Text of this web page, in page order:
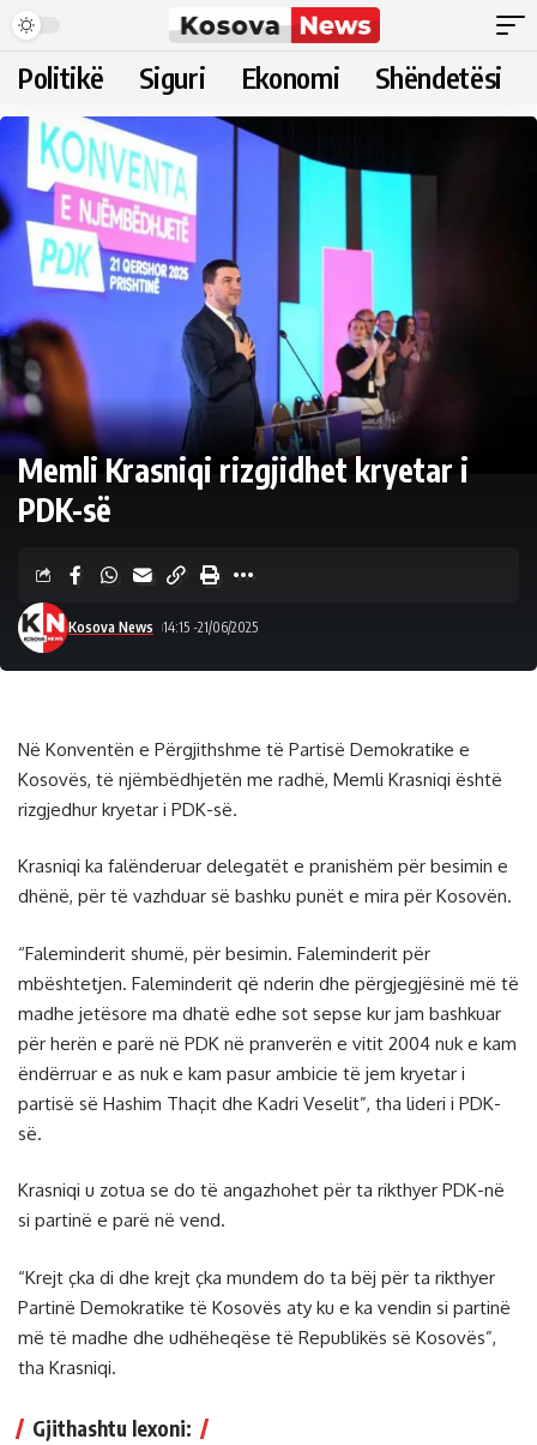
Politikë Siguri Ekonomi Shëndetësi
Memli Krasniqi rizgjidhet kryetar i
PDK-së
Kosova News 14:15 -21/06/2025
Në Konventën e Përgjithshme të Partisë Demokratike e
Kosovës, të njëmbëdhjetën me radhë, Memli Krasniqi është
rizgjedhur kryetar i PDK-së.
Krasniqi ka falënderuar delegatët e pranishëm për besimin e
dhënë, për të vazhduar së bashku punët e mira për Kosovën.
“Faleminderit shumë, për besimin. Faleminderit për
mbështetjen. Faleminderit që nderin dhe përgjegjësinë më të
madhe jetësore ma dhatë edhe sot sepse kur jam bashkuar
për herën e parë në PDK në pranverën e vitit 2004 nuk e kam
ëndërruar e as nuk e kam pasur ambicie të jem kryetar i
partisë së Hashim Thaçit dhe Kadri Veselit”, tha lideri i PDK-
së.
Krasniqi u zotua se do të angazhohet për ta rikthyer PDK-në
si partinë e parë në vend.
“Krejt çka di dhe krejt çka mundem do ta bëj për ta rikthyer
Partinë Demokratike të Kosovës aty ku e ka vendin si partinë
më të madhe dhe udhëheqëse të Republikës së Kosovës”,
tha Krasniqi.
Gjithashtu lexoni: